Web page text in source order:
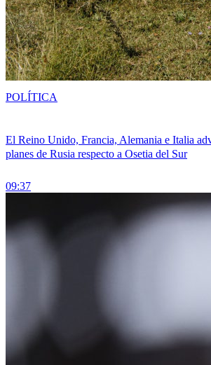
El Reino Unido, Francia, Alemania e Italia
planes de Rusia respecto a Osetia del Sur
09:37
POLÍTICA